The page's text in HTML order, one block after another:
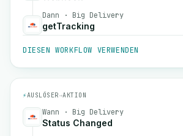
Dann · Big Delivery
getTracking
DIESEN WORKFLOW VERWENDEN
⚡AUSLÖSER→AKTION
Wann · Big Delivery
Status Changed